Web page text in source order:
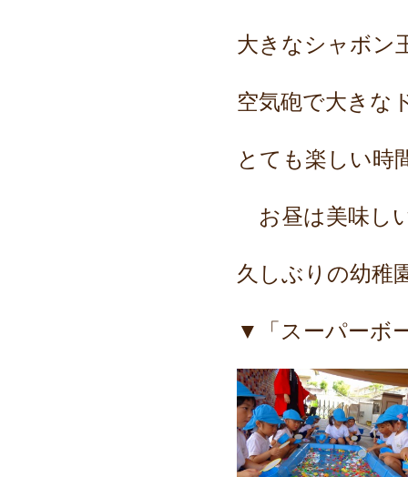
大きなシャボン
空気砲で大きな
とても楽しい
お昼は美味し
久しぶりの幼稚
▼「スーパーボ